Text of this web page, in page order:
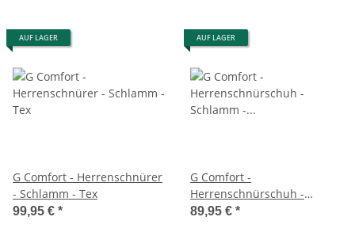
AUF LAGER
G Comfort - Herrenschnürer
- Schlamm - Tex
99,95 € *
AUF LAGER
G Comfort -
Herrenschnürschuh -
Schlamm - Wechselfußbett
89,95 € *